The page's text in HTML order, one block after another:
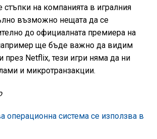
стъпки на компанията в игралния
възможно нещата да се
до официалната премиера на
например ще бъде важно да видим
през Netflix, тези игри няма да ни
и микротранзакции.
операционна система се използва в